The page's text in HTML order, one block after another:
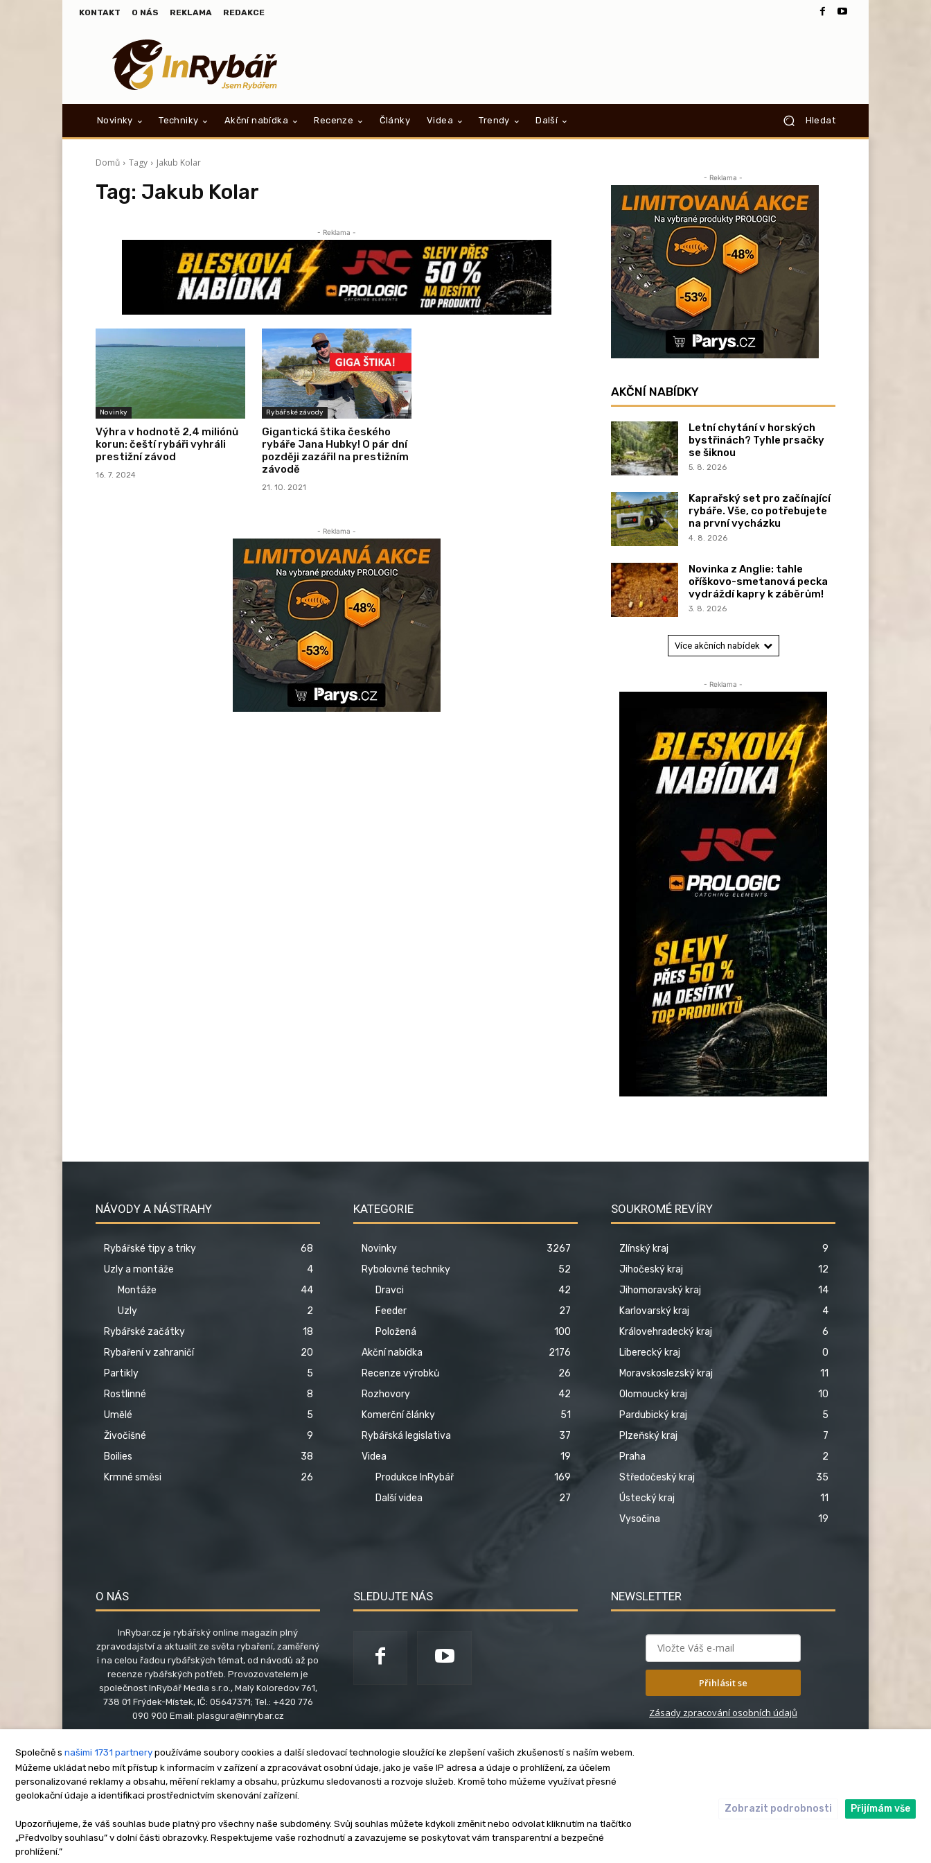
KONTAKT O NÁS REKLAMA REDAKCE
Novinky Techniky Akční nabídka Recenze Články Videa Trendy Další Hledat
Domů Tagy Jakub Kolar
Tag: Jakub Kolar
- Reklama -
Novinky
Výhra v hodnotě 2,4 miliónů
korun: čeští rybáři vyhráli
prestižní závod
16. 7. 2024
Rybářské závody
Gigantická štika českého
rybáře Jana Hubky! O pár dní
později zazářil na prestižním
závodě
21. 10. 2021
- Reklama -
- Reklama -
AKČNÍ NABÍDKY
Letní chytání v horských
bystřinách? Tyhle prsačky
se šiknou
5. 8. 2026
Kaprařský set pro začínající
rybáře. Vše, co potřebujete
na první vycházku
4. 8. 2026
Novinka z Anglie: tahle
oříškovo-smetanová pecka
vydráždí kapry k záběrům!
3. 8. 2026
Více akčních nabídek
- Reklama -
NÁVODY A NÁSTRAHY
Rybářské tipy a triky
68
Uzly a montáže
4
Montáže
44
Uzly
2
Rybářské začátky
18
Rybaření v zahraničí
20
Partikly
5
Rostlinné
8
Umělé
5
Živočišné
9
Boilies
38
Krmné směsi
26
KATEGORIE
Novinky
3267
Rybolovné techniky
52
Dravci
42
Feeder
27
Položená
100
Akční nabídka
2176
Recenze výrobků
26
Rozhovory
42
Komerční články
51
Rybářská legislativa
37
Videa
19
Produkce InRybář
169
Další videa
27
SOUKROMÉ REVÍRY
Zlínský kraj
9
Jihočeský kraj
12
Jihomoravský kraj
14
Karlovarský kraj
4
Královehradecký kraj
6
Liberecký kraj
0
Moravskoslezský kraj
11
Olomoucký kraj
10
Pardubický kraj
5
Plzeňský kraj
7
Praha
2
Středočeský kraj
35
Ústecký kraj
11
Vysočina
19
O NÁS
InRybar.cz je rybářský online magazín plný
zpravodajství a aktualit ze světa rybaření, zaměřený
i na celou řadou rybářských témat, od návodů až po
recenze rybářských potřeb. Provozovatelem je
společnost InRybář Media s.r.o., Malý Koloredov 761,
738 01 Frýdek-Místek, IČ: 05647371; Tel.: +420 776
090 900 Email: plasgura@inrybar.cz
SLEDUJTE NÁS NEWSLETTER
Přihlásit se
Zásady zpracování osobních údajů
O nás Kontakt Reklama Zásady soukromí Privacy policy Cookies Etický kodex
Copyright © www.inrybar.cz 2013 - 2026 | Na veškerý materiál, který je zde uveřejněný, se vztahují autorská práva. Redakce InRybar.cz.
Společně s našimi 1731 partnery používáme soubory cookies a další sledovací technologie sloužící ke zlepšení vašich zkušeností s naším webem.
Můžeme ukládat nebo mít přístup k informacím v zařízení a zpracovávat osobní údaje, jako je vaše IP adresa a údaje o prohlížení, za účelem
personalizované reklamy a obsahu, měření reklamy a obsahu, průzkumu sledovanosti a rozvoje služeb. Kromě toho můžeme využívat přesné
geolokační údaje a identifikaci prostřednictvím skenování zařízení.
Upozorňujeme, že váš souhlas bude platný pro všechny naše subdomény. Svůj souhlas můžete kdykoli změnit nebo odvolat kliknutím na tlačítko
„Předvolby souhlasu” v dolní části obrazovky. Respektujeme vaše rozhodnutí a zavazujeme se poskytovat vám transparentní a bezpečné
prohlížení.”
Zobrazit podrobnosti Přijímám vše